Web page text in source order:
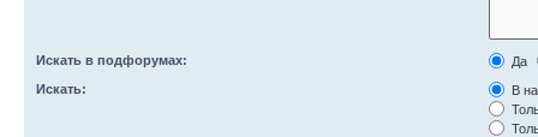
Искать в подфорумах:
Да
Искать:
В